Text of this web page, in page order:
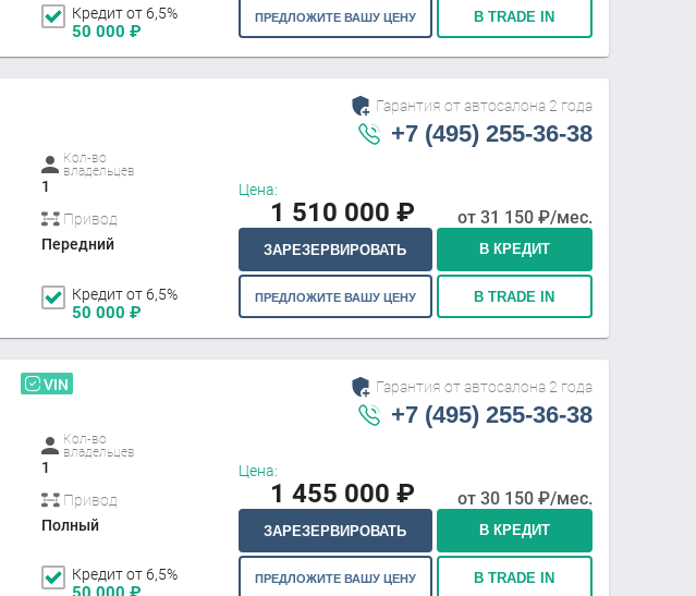
Кредит от 6,5%
50 000 ₽
ПРЕДЛОЖИТЕ ВАШУ ЦЕНУ В TRADE IN
Кол-во
владельцев
1
Привод
Передний
Кредит от 6,5%
50 000 ₽
Гарантия от автосалона 2 года
+7 (495) 255-36-38
Цена:
1 510 000 ₽ от 31 150₽/мес.
ЗАРЕЗЕРВИРОВАТЬ В КРЕДИТ
ПРЕДЛОЖИТЕ ВАШУ ЦЕНУ В TRADE IN
VIN
Кол-во
владельцев
1
Привод
Полный
Кредит от 6,5%
Гарантия от автосалона 2 года
+7 (495) 255-36-38
Цена:
1 455 000 ₽ от 30 150₽/мес.
ЗАРЕЗЕРВИРОВАТЬ В КРЕДИТ
ПРЕДЛОЖИТЕ ВАШУ ЦЕНУ В TRADE IN